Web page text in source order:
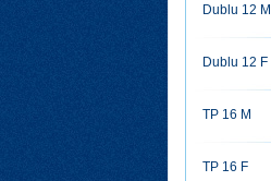
Dublu 12 M
Dublu 12 F
TP 16 M
TP 16 F